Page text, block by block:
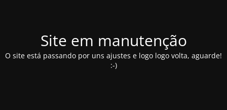
Site em manutenção
O site está passando por uns ajustes e logo logo volta, aguarde!
:-)